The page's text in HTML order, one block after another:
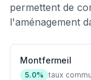
permettent de
l'aménagement
Montfermeil
5.0% taux